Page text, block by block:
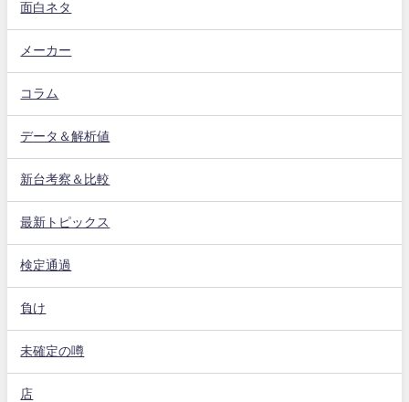
面白ネタ
メーカー
コラム
データ＆解析値
新台考察＆比較
最新トピックス
検定通過
負け
未確定の噂
店